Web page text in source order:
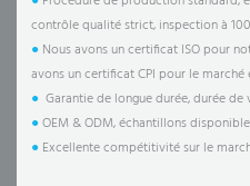
contrôle qualité strict, inspection à
● Nous avons un certificat ISO pour
avons un certificat CPI pour le marché
● Garantie de longue durée, durée
●OEM & ODM, échantillons
● Excellente compétitivité sur le